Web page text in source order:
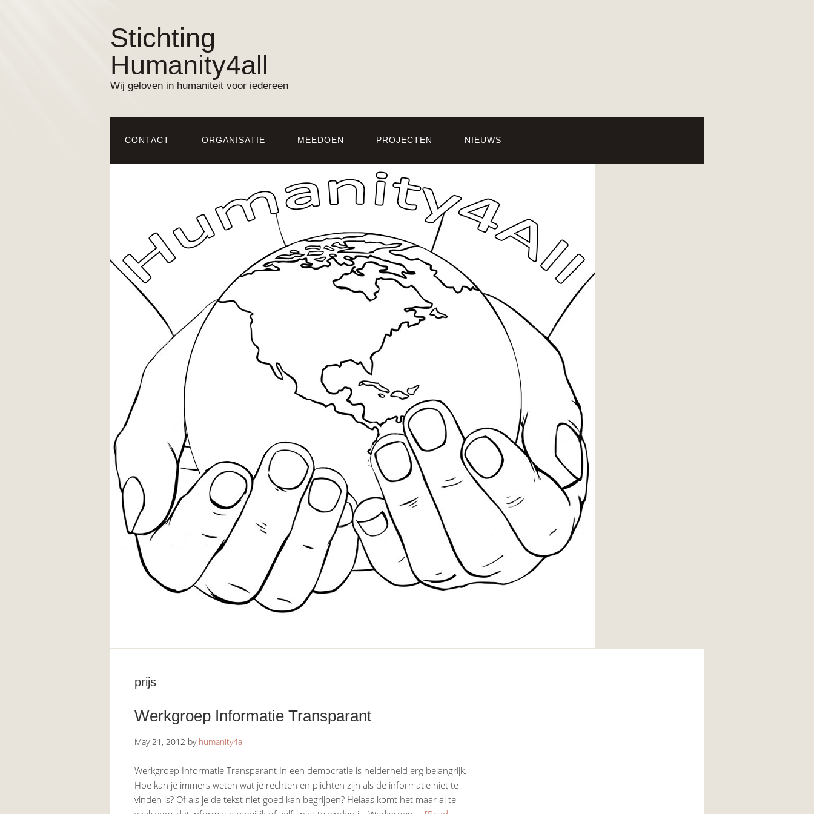
Stichting
Humanity4all
Wij geloven in humaniteit voor iedereen
CONTACT ORGANISATIE MEEDOEN PROJECTEN NIEUWS
prijs
Werkgroep Informatie Transparant
May 21, 2012 by humanity4all
Werkgroep Informatie Transparant In een democratie is helderheid erg belangrijk.
Hoe kan je immers weten wat je rechten en plichten zijn als de informatie niet te
vinden is? Of als je de tekst niet goed kan begrijpen? Helaas komt het maar al te